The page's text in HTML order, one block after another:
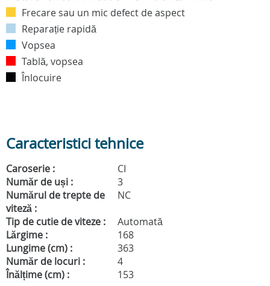
Frecare sau un mic defect de aspect
Reparație rapidă
Vopsea
Tablă, vopsea
Înlocuire
Caracteristici tehnice
Caroserie :
CI
Număr de uși :
3
Numărul de trepte de
viteză :
NC
Tip de cutie de viteze :
Automată
Lărgime :
168
Lungime (cm) :
363
Număr de locuri :
4
Înălțime (cm) :
153